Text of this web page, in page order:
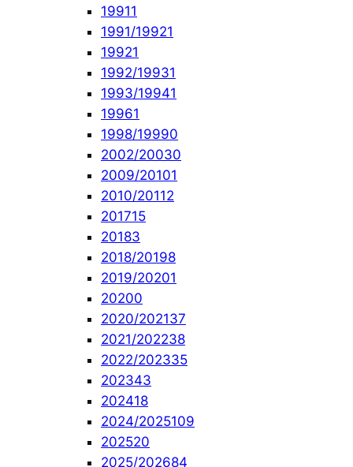
19911
1991/19921
19921
1992/19931
1993/19941
19961
1998/19990
2002/20030
2009/20101
2010/20112
201715
20183
2018/20198
2019/20201
20200
2020/202137
2021/202238
2022/202335
202343
202418
2024/2025109
202520
2025/202684